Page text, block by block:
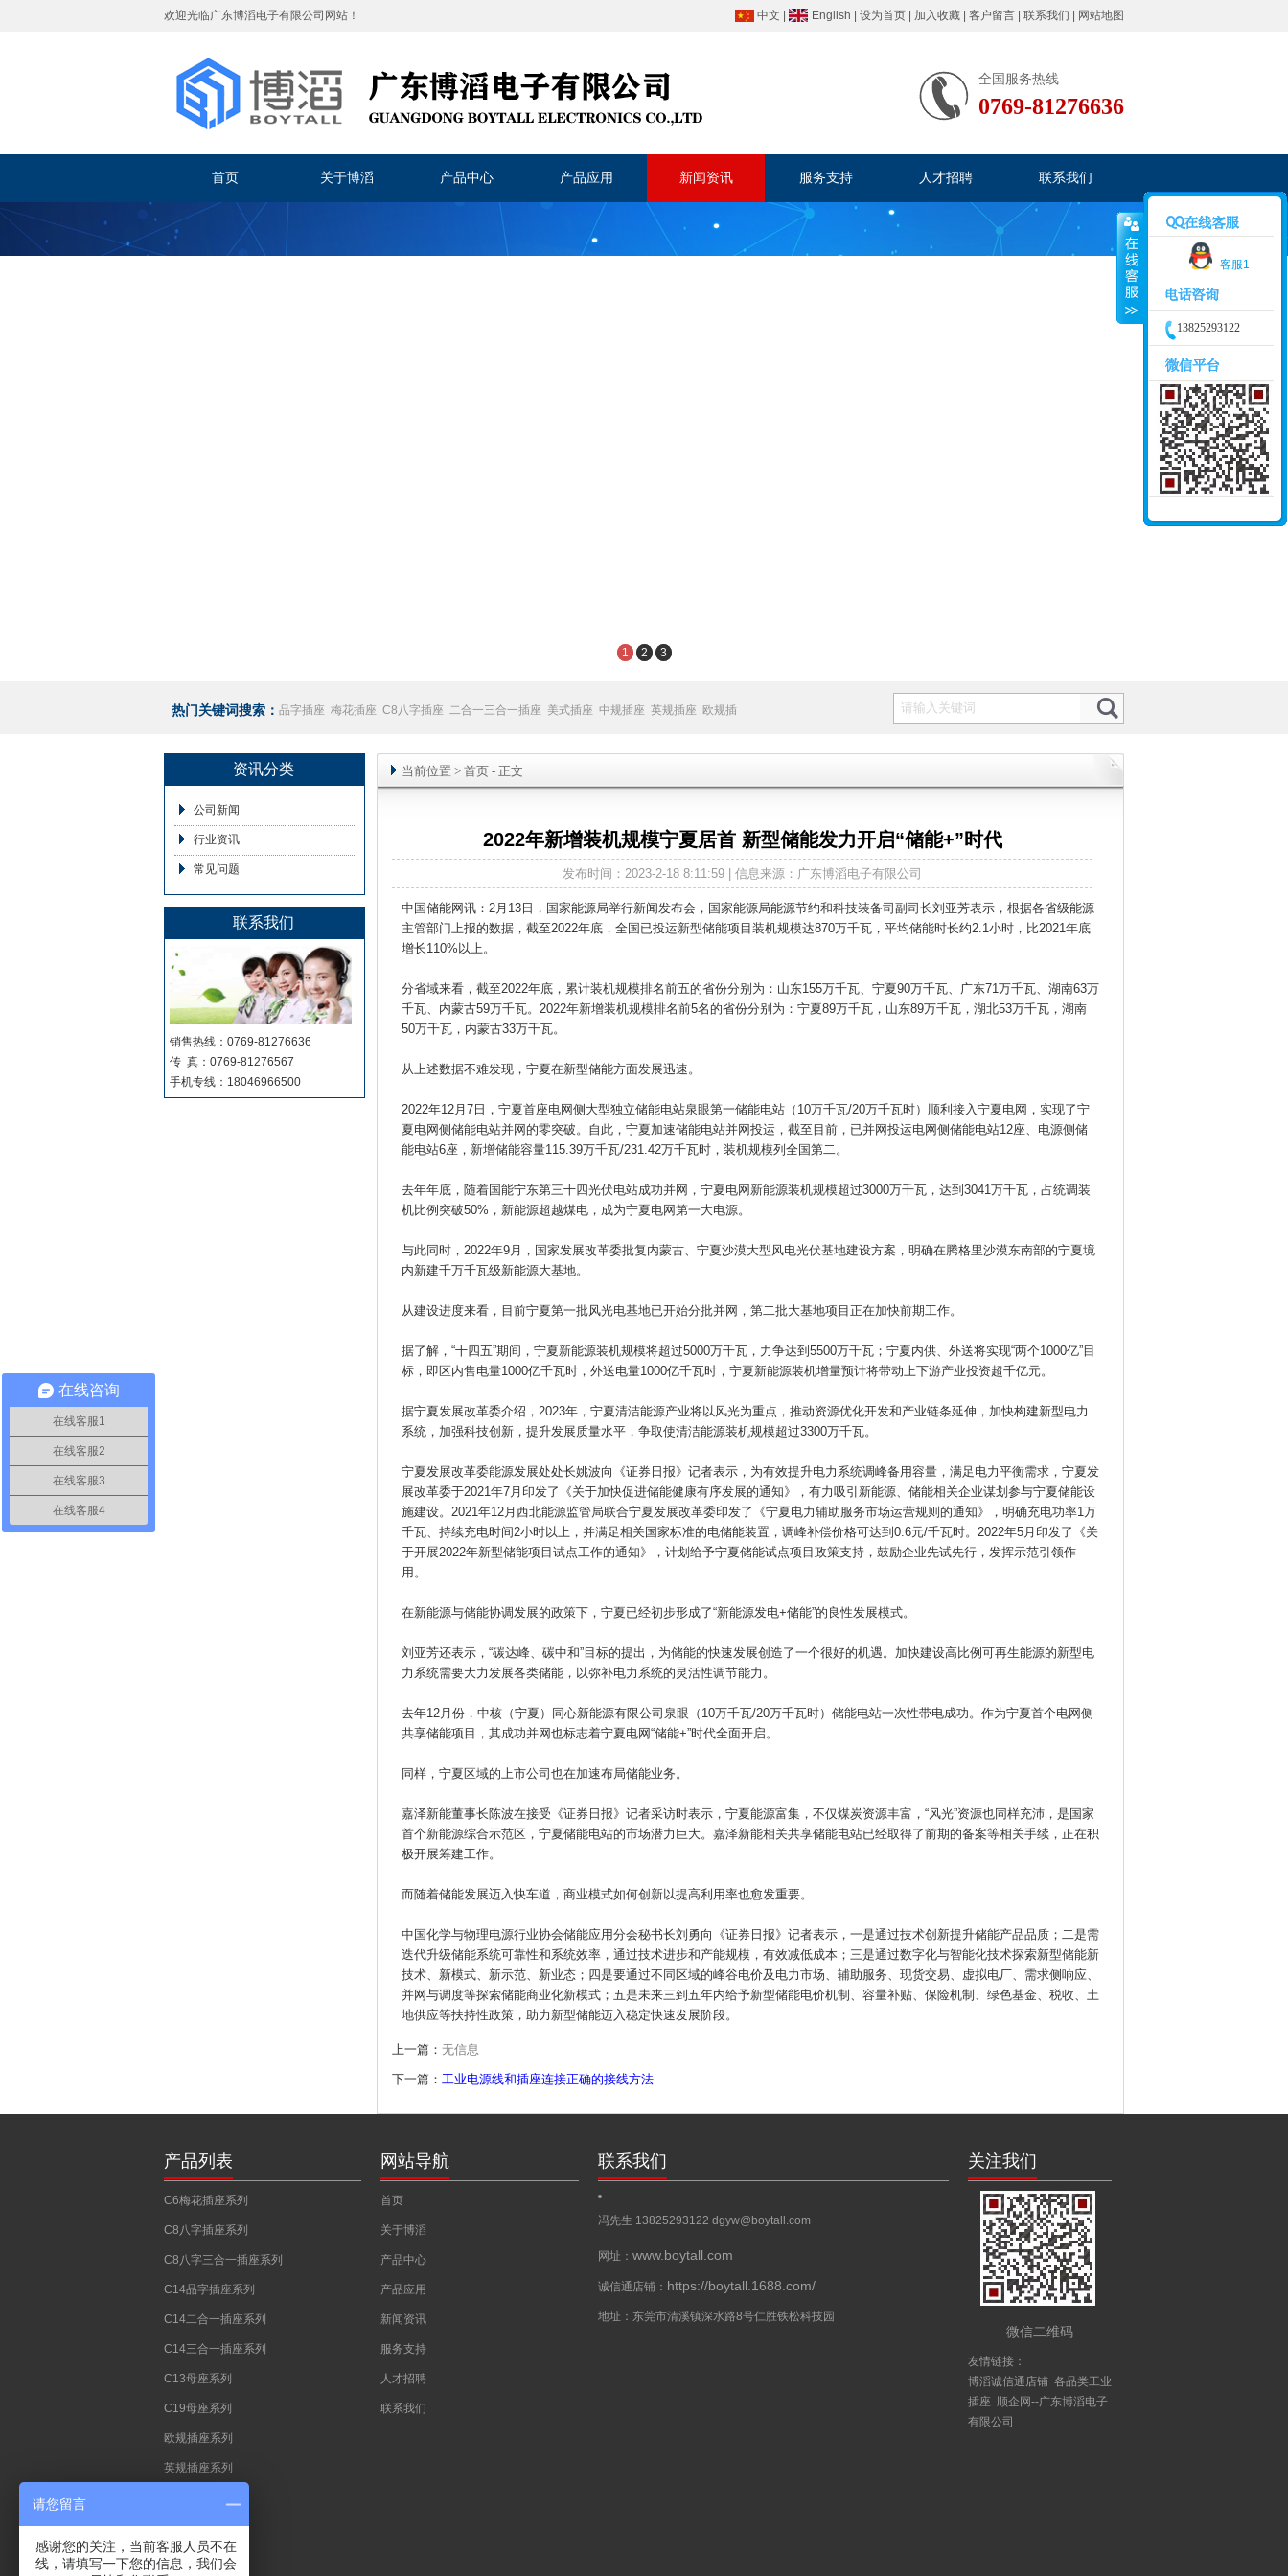
欢迎光临广东博滔电子有限公司 网站！ 中文 English 设为首页 加入收藏 客户留言 联系我们 网站地图
全国服务热线
0769-81276636
首页 关于博滔 产品中心 产品应用 新闻资讯 服务支持 人才招聘 联系我们
1 2 3
热门关键词搜索： 品字插座 梅花插座 C8八字插座 二合一三合一插座 美式插座 中规插座 英规插座 欧规插
资讯分类
公司新闻
行业资讯
常见问题
联系我们
销售热线：0769-81276636
传 真：0769-81276567
手机专线：18046966500
当前位置 > 首页 - 正文
2022年新增装机规模宁夏居首 新型储能发力开启“储能+”时代
发布时间：2023-2-18 8:11:59 | 信息来源：广东博滔电子有限公司
中国储能网讯：2月13日，国家能源局举行新闻发布会，国家能源局能源节约和科技装备司副司长刘亚芳表示，根据各省级能源
主管部门上报的数据，截至2022年底，全国已投运新型储能项目装机规模达870万千瓦，平均储能时长约2.1小时，比2021年底
增长110%以上。
分省域来看，截至2022年底，累计装机规模排名前五的省份分别为：山东155万千瓦、宁夏90万千瓦、广东71万千瓦、湖南63万
千瓦、内蒙古59万千瓦。2022年新增装机规模排名前5名的省份分别为：宁夏89万千瓦，山东89万千瓦，湖北53万千瓦，湖南
50万千瓦，内蒙古33万千瓦。
从上述数据不难发现，宁夏在新型储能方面发展迅速。
2022年12月7日，宁夏首座电网侧大型独立储能电站泉眼第一储能电站（10万千瓦/20万千瓦时）顺利接入宁夏电网，实现了宁
夏电网侧储能电站并网的零突破。自此，宁夏加速储能电站并网投运，截至目前，已并网投运电网侧储能电站12座、电源侧储
能电站6座，新增储能容量115.39万千瓦/231.42万千瓦时，装机规模列全国第二。
去年年底，随着国能宁东第三十四光伏电站成功并网，宁夏电网新能源装机规模超过3000万千瓦，达到3041万千瓦，占统调装
机比例突破50%，新能源超越煤电，成为宁夏电网第一大电源。
与此同时，2022年9月，国家发展改革委批复内蒙古、宁夏沙漠大型风电光伏基地建设方案，明确在腾格里沙漠东南部的宁夏境
内新建千万千瓦级新能源大基地。
从建设进度来看，目前宁夏第一批风光电基地已开始分批并网，第二批大基地项目正在加快前期工作。
据了解，“十四五”期间，宁夏新能源装机规模将超过5000万千瓦，力争达到5500万千瓦；宁夏内供、外送将实现“两个1000亿”目
标，即区内售电量1000亿千瓦时，外送电量1000亿千瓦时，宁夏新能源装机增量预计将带动上下游产业投资超千亿元。
据宁夏发展改革委介绍，2023年，宁夏清洁能源产业将以风光为重点，推动资源优化开发和产业链条延伸，加快构建新型电力
系统，加强科技创新，提升发展质量水平，争取使清洁能源装机规模超过3300万千瓦。
宁夏发展改革委能源发展处处长姚波向《证券日报》记者表示，为有效提升电力系统调峰备用容量，满足电力平衡需求，宁夏发
展改革委于2021年7月印发了《关于加快促进储能健康有序发展的通知》，有力吸引新能源、储能相关企业谋划参与宁夏储能设
施建设。2021年12月西北能源监管局联合宁夏发展改革委印发了《宁夏电力辅助服务市场运营规则的通知》，明确充电功率1万
千瓦、持续充电时间2小时以上，并满足相关国家标准的电储能装置，调峰补偿价格可达到0.6元/千瓦时。2022年5月印发了《关
于开展2022年新型储能项目试点工作的通知》，计划给予宁夏储能试点项目政策支持，鼓励企业先试先行，发挥示范引领作
用。
在新能源与储能协调发展的政策下，宁夏已经初步形成了“新能源发电+储能”的良性发展模式。
刘亚芳还表示，“碳达峰、碳中和”目标的提出，为储能的快速发展创造了一个很好的机遇。加快建设高比例可再生能源的新型电
力系统需要大力发展各类储能，以弥补电力系统的灵活性调节能力。
去年12月份，中核（宁夏）同心新能源有限公司泉眼（10万千瓦/20万千瓦时）储能电站一次性带电成功。作为宁夏首个电网侧
共享储能项目，其成功并网也标志着宁夏电网“储能+”时代全面开启。
同样，宁夏区域的上市公司也在加速布局储能业务。
嘉泽新能董事长陈波在接受《证券日报》记者采访时表示，宁夏能源富集，不仅煤炭资源丰富，“风光”资源也同样充沛，是国家
首个新能源综合示范区，宁夏储能电站的市场潜力巨大。嘉泽新能相关共享储能电站已经取得了前期的备案等相关手续，正在积
极开展筹建工作。
而随着储能发展迈入快车道，商业模式如何创新以提高利用率也愈发重要。
中国化学与物理电源行业协会储能应用分会秘书长刘勇向《证券日报》记者表示，一是通过技术创新提升储能产品品质；二是需
迭代升级储能系统可靠性和系统效率，通过技术进步和产能规模，有效减低成本；三是通过数字化与智能化技术探索新型储能新
技术、新模式、新示范、新业态；四是要通过不同区域的峰谷电价及电力市场、辅助服务、现货交易、虚拟电厂、需求侧响应、
并网与调度等探索储能商业化新模式；五是未来三到五年内给予新型储能电价机制、容量补贴、保险机制、绿色基金、税收、土
地供应等扶持性政策，助力新型储能迈入稳定快速发展阶段。
上一篇： 无信息
下一篇： 工业电源线和插座连接正确的接线方法
产品列表
C6梅花插座系列
C8八字插座系列
C8八字三合一插座系列
C14品字插座系列
C14二合一插座系列
C14三合一插座系列
C13母座系列
C19母座系列
欧规插座系列
英规插座系列
中式插座系列
法规插座系列
网站导航
首页
关于博滔
产品中心
产品应用
新闻资讯
服务支持
人才招聘
联系我们
联系我们
冯先生 13825293122 dgyw@boytall.com
网址： www.boytall.com
诚信通店铺： https://boytall.1688.com/
地址：东莞市清溪镇深水路8号仁胜铁松科技园
关注我们
微信二维码
友情链接：
博滔诚信通店铺 各品类工业
插座
顺企网--广东博滔电子
有限公司
客服1
13825293122
在线咨询
在线客服1
在线客服2
在线客服3
在线客服4
请您留言
感谢您的关注，当前客服人员不在
线，请填写一下您的信息，我们会